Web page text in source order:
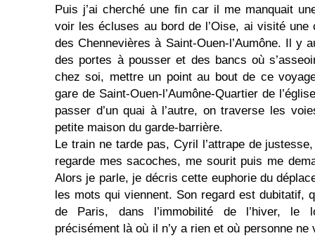
Puis j’ai cherché une ﬁn car il me manquait
voir les écluses au bord de l’Oise, ai visité
des Chennevières à Saint-Ouen-l’Aumône. Il y
des portes à pousser et des bancs où
chez soi, mettre un point au bout de ce
gare de Saint-Ouen-l’Aumône-Quartier de
passer d’un quai à l’autre, on traverse les
petite maison du garde-barrière.
Le train ne tarde pas, Cyril l’attrape de
regarde mes sacoches, me sourit puis me
Alors je parle, je décris cette euphorie du
les mots qui viennent. Son regard est dubitatif,
de Paris, dans l’immobilité de l’hiver, le
précisément là où il n’y a rien et où personne